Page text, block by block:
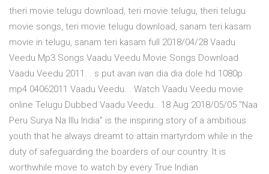
theri movie telugu download, teri movie telugu, theri telugu
movie songs, teri movie telugu download, sanam teri kasam
movie in telugu, sanam teri kasam full 2018/04/28 Vaadu
Veedu Mp3 Songs Vaadu Veedu Movie Songs Download
Vaadu Veedu 2011. . s put avan ivan dia dia dole hd 1080p
mp4 04062011 Vaadu Veedu. . Watch Vaadu Veedu movie
online Telugu Dubbed Vaadu Veedu.. 18 Aug 2018/05/05 "Naa
Peru Surya Na Illu India" is the inspiring story of a ambitious
youth that he always dreamt to attain martyrdom while in the
duty of safeguarding the boarders of our country. It is
worthwhile move to watch by every True Indian